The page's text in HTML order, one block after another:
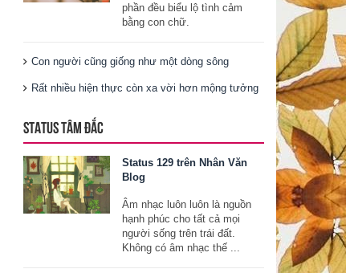
phần đều biểu lộ tình cảm
bằng con chữ.
Con người cũng giống như một dòng sông
Rất nhiều hiện thực còn xa vời hơn mộng tưởng
STATUS TÂM ĐẮC
Status 129 trên Nhân Văn
Blog
Âm nhạc luôn luôn là nguồn
hạnh phúc cho tất cả mọi
người sống trên trái đất.
Không có âm nhạc thế ...